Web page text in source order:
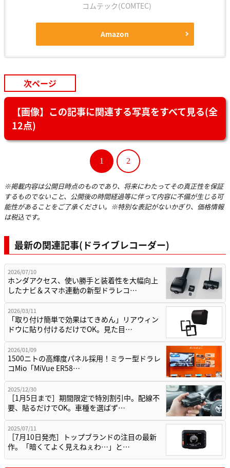
コムテック(COMTEC)
Amazon
次ページ
【画像】この記事に関連する写真をすべて見る(全
12点)
1 2
※掲載内容は公開日時点のものであり、将来にわたってその真正性を保証
するものでないこと、公開後の時間経過等に伴って内容に不備が生じる可
能性があることをご了承ください。※特別な表記がないかぎり、価格情報
は税込です。
最新の関連記事(ドライブレコーダー)
2026/07/10
ホンダアクセス、使い勝手と装着性を大幅向上
したナビ＆スマホ連動の新型ドラレコ…
2026/03/11
「取り付け簡単で効果はてきめん」リアウィン
ドウに貼り付けるだけでOK。見た目…
2026/01/09
1500ニトの高輝度パネル採用！ミラー型ドラレ
コMio「MiVue ER58…
2025/12/30
［1月5日まで］期間限定で特別割引中。配線不
要、貼るだけでOK。車種を選ばず…
2025/07/11
［7月10日発売］トップブランドの注目の最新
作。「暗くてよく見えねぇわ…」と…